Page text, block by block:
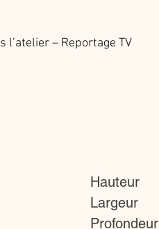
l’atelier – Reportage TV
Hauteur
Largeur
Profondeur